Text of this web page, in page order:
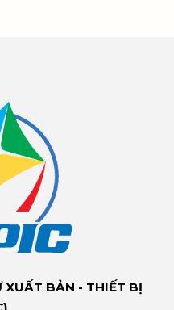
XUẤT BẢN - THIẾT BỊ